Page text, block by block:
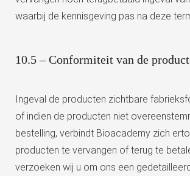
waarbij de kennisgeving pas na deze
10.5 – Conformiteit van de
Ingeval de producten zichtbare
of indien de producten niet
bestelling, verbindt Bioacademy zich
producten te vervangen of terug te
verzoeken wij u om ons een